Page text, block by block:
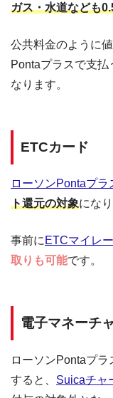
ガス・水道なども
公共料金のように
Pontaプラスで支
なります。
ETCカード
ローソンPontaプラ
ト還元の対象になり
事前に ETCマイレ
取りも可能です。
電子マネーチ
ローソンPontaプ
すると、 Suicaチャ